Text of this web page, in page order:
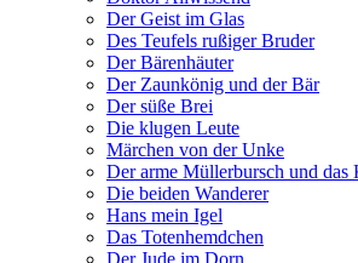
Der Geist im Glas
Des Teufels rußiger Bruder
Der Bärenhäuter
Der Zaunkönig und der Bär
Der süße Brei
Die klugen Leute
Märchen von der Unke
Der arme Müllerbursch und das
Die beiden Wanderer
Hans mein Igel
Das Totenhemdchen
Der Jude im Dorn